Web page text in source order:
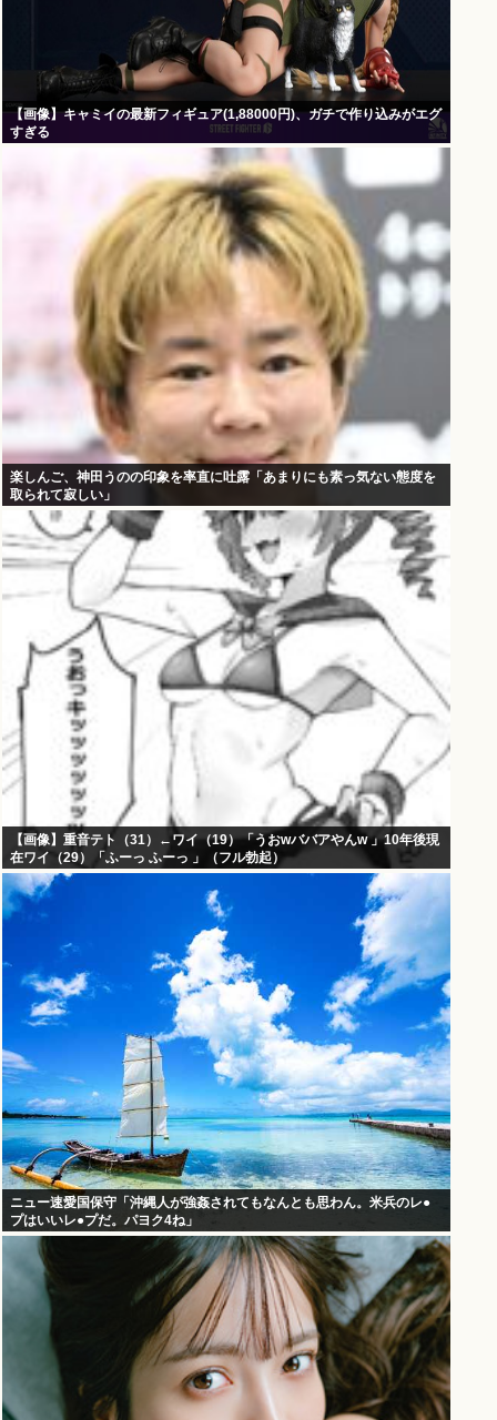
【画像】キャミイの最新フィギュア(1,88000円)、ガチで作り込みがエグ
すぎる
楽しんご、神田うのの印象を率直に吐露「あまりにも素っ気ない態度を
取られて寂しい」
【画像】重音テト（31）←ワイ（19）「うおwババアやんw 」10年後現
在ワイ（29）「ふーっ ふーっ 」（フル勃起）
ニュー速愛国保守「沖縄人が強姦されてもなんとも思わん。米兵のレ●
プはいいレ●プだ。パヨク4ね」